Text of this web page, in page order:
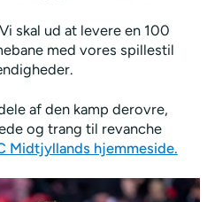
skal ud at levere en 100
med vores spillestil
af den kamp derovre,
og trang til revanche
Midtjyllands hjemmeside.